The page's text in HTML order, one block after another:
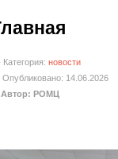
Категория: новости
Опубликовано: 14.06.2026
РОМЦ